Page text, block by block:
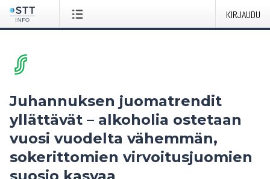
KIRJAUDU
Juhannuksen juomatrendit
yllättävät – alkoholia ostetaan
vuosi vuodelta vähemmän,
sokerittomien virvoitusjuomien